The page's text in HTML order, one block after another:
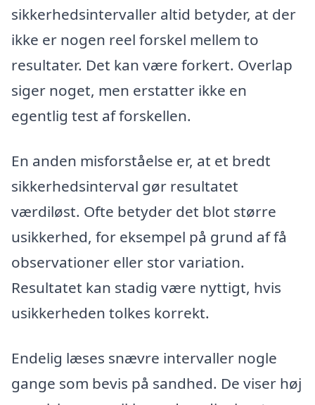
sikkerhedsintervaller altid betyder, at der
ikke er nogen reel forskel mellem to
resultater. Det kan være forkert. Overlap
siger noget, men erstatter ikke en
egentlig test af forskellen.
En anden misforståelse er, at et bredt
sikkerhedsinterval gør resultatet
værdiløst. Ofte betyder det blot større
usikkerhed, for eksempel på grund af få
observationer eller stor variation.
Resultatet kan stadig være nyttigt, hvis
usikkerheden tolkes korrekt.
Endelig læses snævre intervaller nogle
gange som bevis på sandhed. De viser høj